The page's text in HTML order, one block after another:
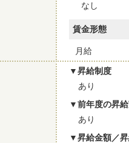
なし
賃金形態
月給
昇給制度
あり
前年度の昇
あり
昇給金額／